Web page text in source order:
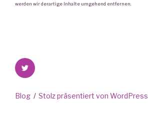
werden wir derartige Inhalte umgehend entfernen.
Twitter
Blog Stolz präsentiert von WordPress